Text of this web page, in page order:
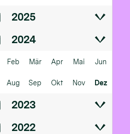
2025
2024
Feb Mär Apr Mai Jun
Aug Sep Okt Nov Dez
2023
2022